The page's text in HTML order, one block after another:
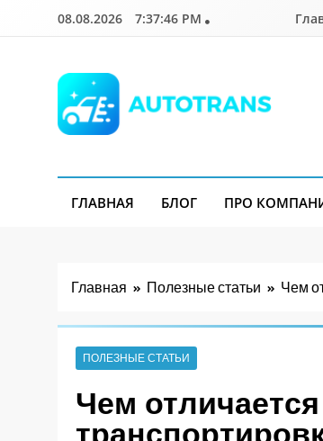
08.08.2026 7:37:48 PM
ГЛАВНАЯ БЛОГ ПРО
Главная Полезные статьи Чем
ПОЛЕЗНЫЕ СТАТЬИ
Чем